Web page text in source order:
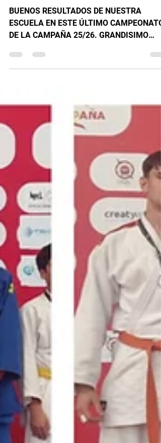
VILLA DE VALDEMORO.
BUENOS RESULTADOS DE NUESTRA
DE LA CAMPAÑA 25/26. GRANDISIMO
campeonato internacional el que hacen
infantes donde conseguimos TRES
preciados pódium de cuatro participantes
de nuestra escuela, donde realizan una
impresionante y brillante competición
y cada uno de ellos como ya nos tienen
acostumbrados. INFANTILES 1 ORO🥇
SAMUEL TORRES PARRA. 1 PLATA 🥈
ISAAC VILL